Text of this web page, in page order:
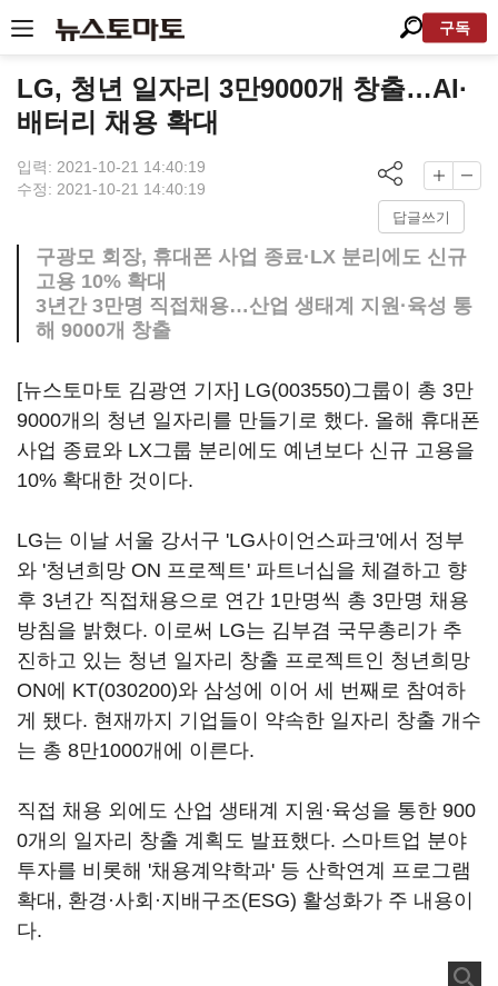
구독
LG, 청년 일자리 3만9000개 창출…AI·
배터리 채용 확대
입력: 2021-10-21 14:40:19
수정: 2021-10-21 14:40:19
답글쓰기
구광모 회장, 휴대폰 사업 종료·LX 분리에도 신규
고용 10% 확대
3년간 3만명 직접채용…산업 생태계 지원·육성 통
해 9000개 창출
[뉴스토마토 김광연 기자] LG(003550)그룹이 총 3만
9000개의 청년 일자리를 만들기로 했다. 올해 휴대폰
사업 종료와 LX그룹 분리에도 예년보다 신규 고용을
10% 확대한 것이다.
LG는 이날 서울 강서구 'LG사이언스파크'에서 정부
와 '청년희망 ON 프로젝트' 파트너십을 체결하고 향
후 3년간 직접채용으로 연간 1만명씩 총 3만명 채용
방침을 밝혔다. 이로써 LG는 김부겸 국무총리가 추
진하고 있는 청년 일자리 창출 프로젝트인 청년희망
ON에 KT(030200)와 삼성에 이어 세 번째로 참여하
게 됐다. 현재까지 기업들이 약속한 일자리 창출 개수
는 총 8만1000개에 이른다.
직접 채용 외에도 산업 생태계 지원·육성을 통한 900
0개의 일자리 창출 계획도 발표했다. 스마트업 분야
투자를 비롯해 '채용계약학과' 등 산학연계 프로그램
확대, 환경·사회·지배구조(ESG) 활성화가 주 내용이
다.